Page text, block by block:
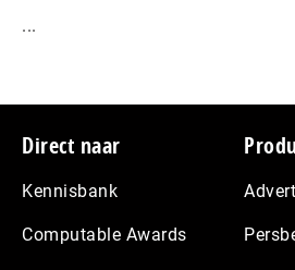
...
Footer
Direct naar
Kennisbank
Computable Awards